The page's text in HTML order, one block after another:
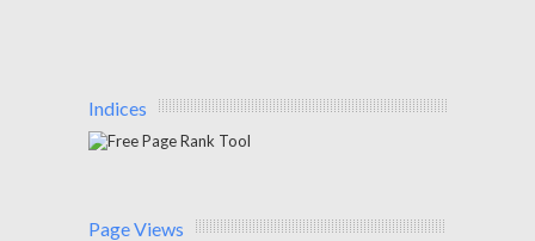
Indices
Page Views